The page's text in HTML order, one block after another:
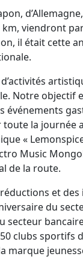
viendront
il était cette
Notre objectif
événements
la journée
«
Music
de la route.
et
du
secteur
clubs sportifs
marque